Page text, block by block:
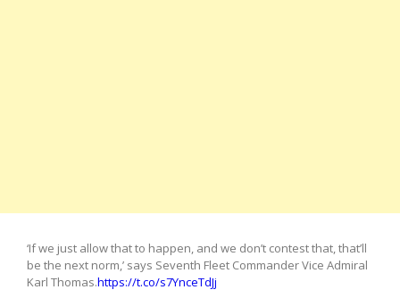
‘If we just allow that to happen, and we don’t contest that, that’ll
be the next norm,’ says Seventh Fleet Commander Vice Admiral
Karl Thomas.https://t.co/s7YnceTdJj